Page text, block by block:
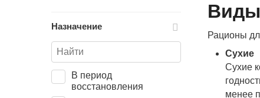
Виды
Рационы
Сухие
Сухие
менее
Утка
Цыпленок
Ягненок
Назначение
В период
восстановления